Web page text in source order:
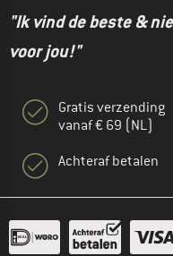
"Ik vind de beste &
voor jou!"
Gratis verzending
vanaf € 69 (NL)
Achteraf betalen